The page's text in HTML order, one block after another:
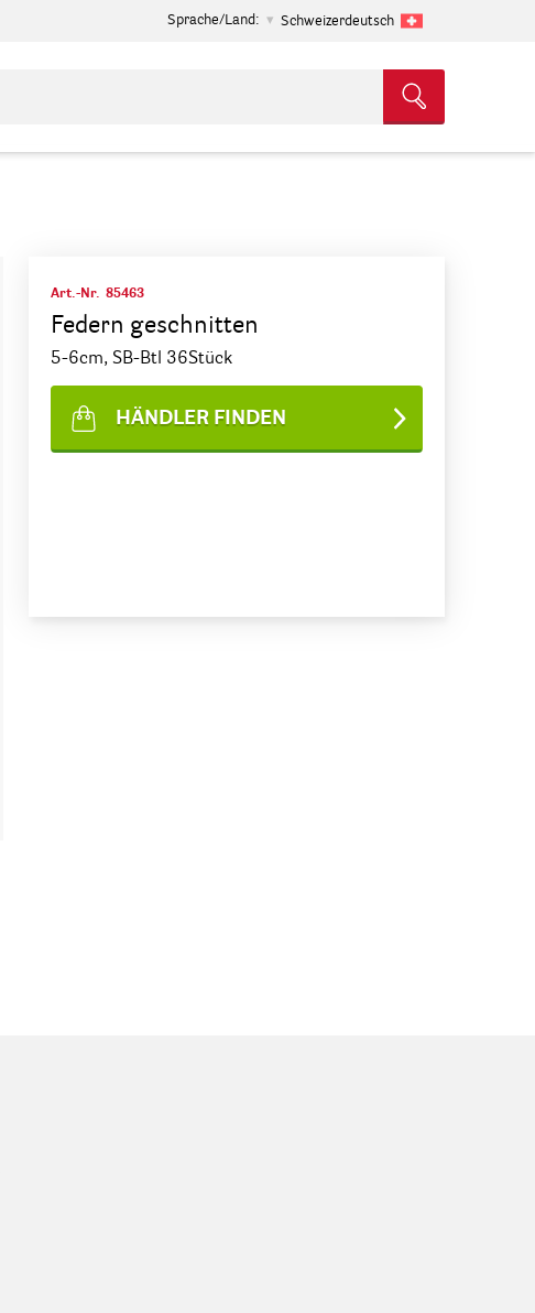
Sprache/Land: Schweizerdeutsch
Art.-Nr. 85463
Federn geschnitten
5-6cm, SB-Btl 36Stück
HÄNDLER FINDEN